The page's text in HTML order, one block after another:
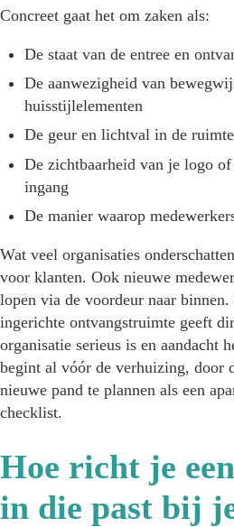
Concreet gaat het om zaken als:
De staat van de entree en
De aanwezigheid van
huisstijlelementen
De geur en lichtval in de ruimte
De zichtbaarheid van je logo
ingang
De manier waarop
Wat veel organisaties
voor klanten. Ook nieuwe
lopen via de voordeur naar binnen.
ingerichte ontvangstruimte geeft
organisatie serieus is en aandacht
begint al vóór de verhuizing, door
nieuwe pand te plannen als een
checklist.
Hoe richt je
in die past bij